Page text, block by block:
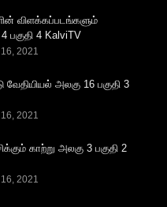
விளக்கப்படங்களும்
4 KalviTV
2021
வேதியியல் அலகு 16 பகுதி 3
2021
காற்று அலகு 3 பகுதி 2
2021